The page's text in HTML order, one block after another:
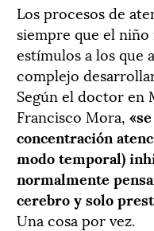
Los procesos de
siempre que el
estímulos a los que
complejo
Según el doctor en
Francisco Mora,
concentración
modo temporal)
normalmente
cerebro y solo
Una cosa por vez.